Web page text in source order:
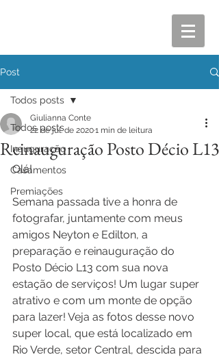
Post
Todos posts
Inauguração
Casamentos
Premiações
Todos posts
Reinauguração Posto Décio L13
Giulianna Conte
22 de jul. de 20201 min de leitura
Olá!
Semana passada tive a honra de
fotografar, juntamente com meus
amigos Neyton e Edilton, a
preparação e reinauguração do
Posto Décio L13 com sua nova
estação de serviços! Um lugar super
atrativo e com um monte de opção
para lazer! Veja as fotos desse novo
super local, que está localizado em
Rio Verde, setor Central, descida para